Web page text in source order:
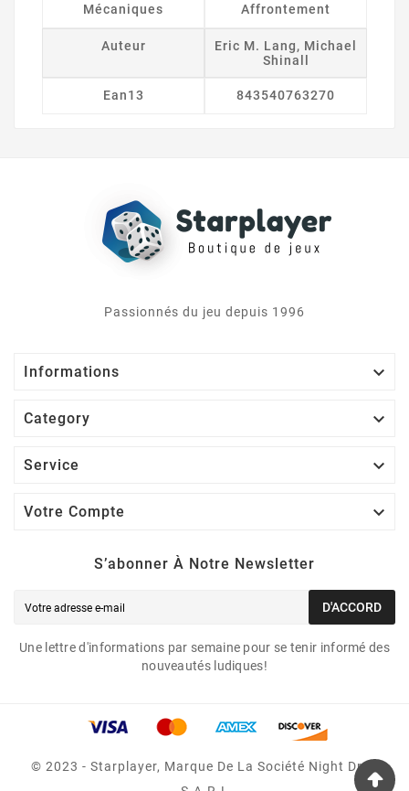
Mécaniques Affrontement
Auteur
Eric M. Lang, Michael
Shinall
Ean13 843540763270
Passionnés du jeu depuis 1996
Informations 
Category 
Service 
Votre Compte 
S’abonner À Notre Newsletter
D'ACCORD
Une lettre d'informations par semaine pour se tenir informé des
nouveautés ludiques!
© 2023 - Starplayer, Marque De La Société Night Drop